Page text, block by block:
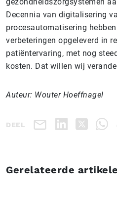
Decennia van digitalisering
procesautomatisering
verbeteringen opgeleverd in
patiëntervaring, met nog
kosten. Dat willen wij
Auteur: Wouter Hoeffnagel
DEEL
Gerelateerde